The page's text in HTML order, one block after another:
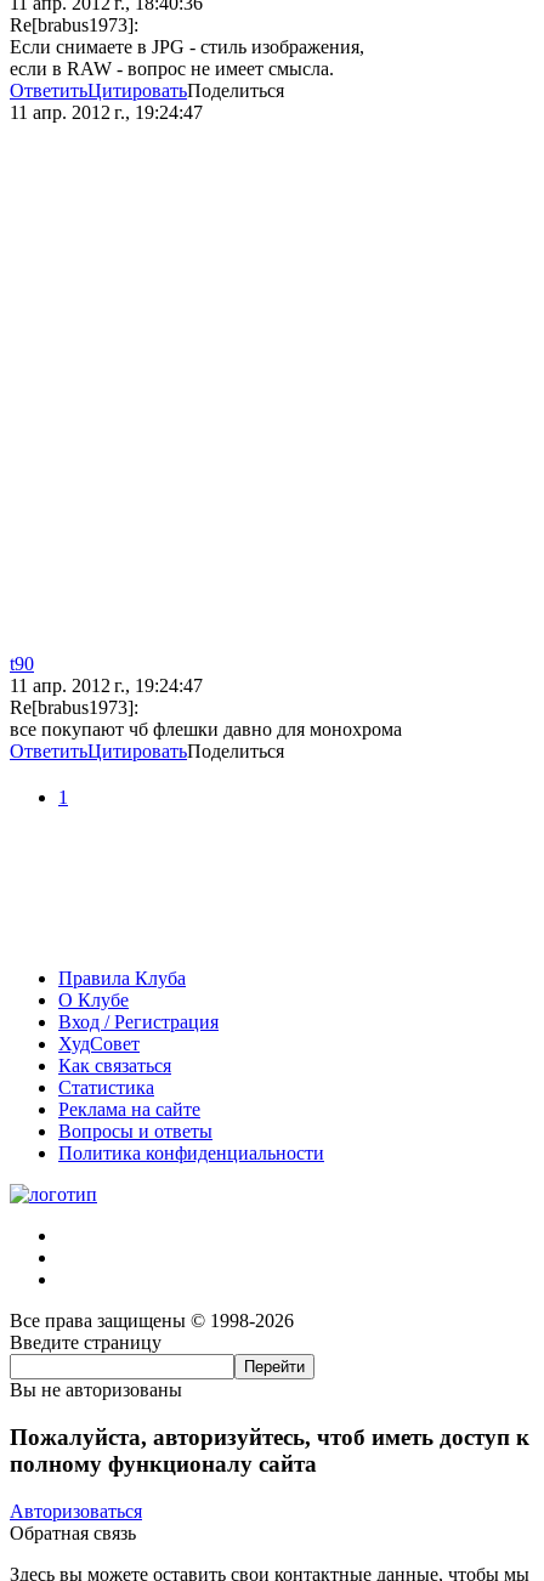
Re[brabus1973]:
Если снимаете в JPG - стиль изображения,
если в RAW - вопрос не имеет смысла.
ОтветитьЦитироватьПоделиться
11 апр. 2012 г., 19:24:47
t90
11 апр. 2012 г., 19:24:47
Re[brabus1973]:
все покупают чб флешки давно для монохрома
ОтветитьЦитироватьПоделиться
1
Правила Клуба
О Клубе
Вход / Регистрация
ХудСовет
Как связаться
Статистика
Реклама на сайте
Вопросы и ответы
Политика конфиденциальности
Все права защищены © 1998-2026
Введите страницу
Вы не авторизованы
Пожалуйста, авторизуйтесь, чтоб иметь доступ к
полному функционалу сайта
Авторизоваться
Обратная связь
Здесь вы можете оставить свои контактные данные, чтобы мы